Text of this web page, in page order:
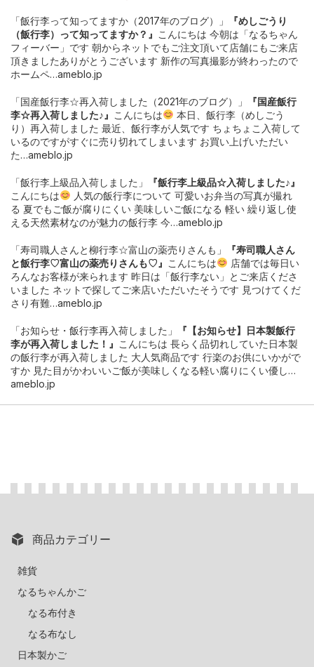
「飯行李って知ってますか（2017年のブログ）」
『めしごうり
（飯行李）って知ってますか？』 こんにちは 今朝は「なるちゃん
フィーバー」です 朝からネットでもご注文頂いて店舗にもご来店
頂きましたありがとうございます 新作の写真撮影が終わったので
ホームペ…ameblo.jp
「国産飯行李☆再入荷しました（2021年のブログ）」
『国産飯行
李☆再入荷しました♪』 こんにちは
本日、飯行李（めしごう
り）再入荷しました 最近、飯行李が人気です ちょちょこ入荷して
いるのですがすぐに売り切れてしまいます お買い上げいただい
た…ameblo.jp
「飯行李上級品入荷しました」
『飯行李上級品☆入荷しました♪』
こんにちは
人気の飯行李について 可愛いお弁当の写真が撮れ
る 夏でもご飯が腐りにくい 美味しいご飯になる 軽い 繰り返し使
える天然素材なのが魅力の飯行李 今…ameblo.jp
「寿司職人さんと柳行李☆富山の薬売りさんも」
『寿司職人さん
と飯行李♡富山の薬売りさんも♡』 こんにちは
店舗では毎日い
ろんなお客様が来られます 昨日は「飯行李ない」とご来店くださ
いました ネットで探してご来店いただいたそうです 見つけてくだ
さり有難…ameblo.jp
「お知らせ・飯行李再入荷しました」
『【お知らせ】日本製飯行
李が再入荷しました！』 こんにちは 長らく品切れしていた日本製
の飯行李が再入荷しました 大人気商品です 行楽のお供にいかがで
すか 見た目がかわいいご飯が美味しくなる軽い腐りにくい優し…
ameblo.jp
商品カテゴリー
雑貨
なるちゃんかご
なる布付き
なる布なし
日本製かご